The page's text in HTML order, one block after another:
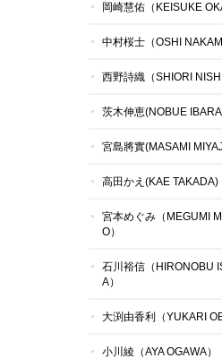
岡崎慧佑（KEISUKE
中村桜士（OSHI
西野詩織（SHIORI
茨木伸恵(NOBUE
宮島將實(MASAMI
高田かえ(KAE TAKADA)
宮本めぐみ（MEGUMI
O）
石川裕信（HIRONOBU
A）
大渕由香利（YUKARI
小川綾（AYA OGAWA）